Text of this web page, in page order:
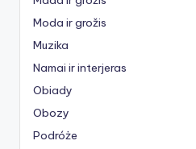
Moda ir grožis
Muzika
Namai ir interjeras
Obiady
Obozy
Podróże